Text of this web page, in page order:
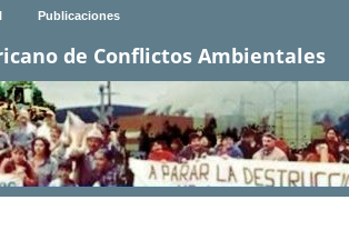
Publicaciones
de Conflictos Ambientales